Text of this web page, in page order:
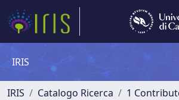
IRIS
IRIS Catalogo Ricerca
1